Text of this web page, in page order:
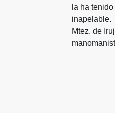
la ha
inapelable.
Mtez. de